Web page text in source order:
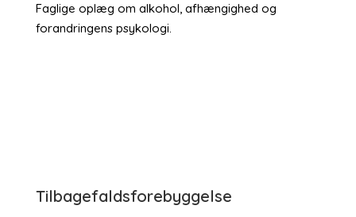
Faglige oplæg om alkohol, afhængighed og
forandringens psykologi.
Tilbagefaldsforebyggelse